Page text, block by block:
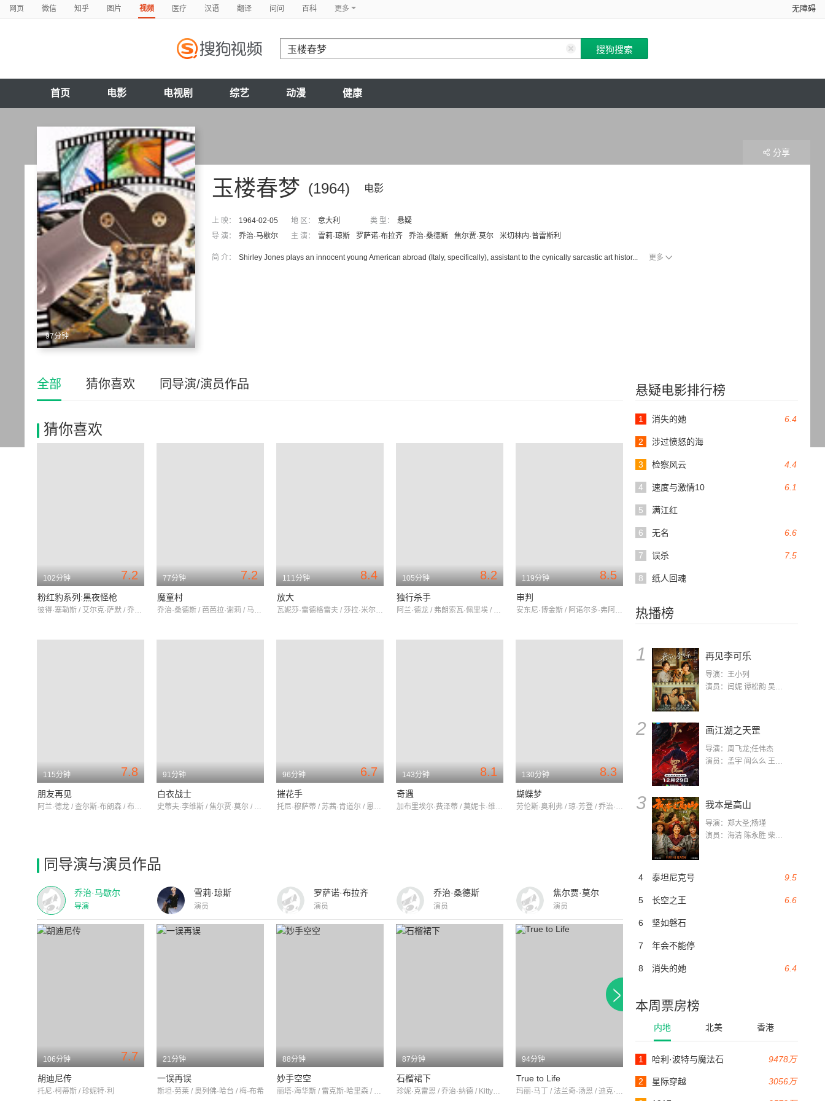
网页 微信 知乎 图片 视频 医疗 汉语 翻译 问问 百科 更多 无障碍
首页 电影 电视剧 综艺 动漫 健康
97分钟
(1964) 电影
玉楼春梦
上 映： 1964-02-05 地 区： 意大利 类 型：
悬疑
导 演：
乔治·马歇尔 主 演： 雪莉·琼斯 罗萨诺·布拉齐 乔治·桑德斯 焦尔贾·莫尔 米切林内·普雷斯利
简 介： Shirley Jones plays an innocent young American abroad (Italy, specifically), assistant to the cynically sarcastic art histor... 更多
分享
悬疑电影排行榜
6.4
1 消失的她
2 涉过愤怒的海
4.4
3 检察风云
6.1
4 速度与激情10
5 满江红
6.6
6 无名
7.5
7 误杀
8 纸人回魂
热播榜
1 再见李可乐
导演：王小列
演员：闫妮 谭松韵 吴京 蒋龙 赵小棠 冯雷 李虎城 平安 小七 小可乐
2 画江湖之天罡
导演：周飞龙;任伟杰
演员：孟宇 阎么么 王凯 郭政建 阎萌萌 杨默 高枫 齐斯伽 刘芊含 马程
3 我本是高山
导演：郑大圣;杨瑾
演员：海清 陈永胜 柴烨 王玥婷 万国鹏 美朵达瓦 赵瑞婷 罗解艳 郭莉娜 潘家艳
9.5
4 泰坦尼克号
6.6
5 长空之王
6 坚如磐石
7 年会不能停
6.4
8 消失的她
本周票房榜
内地 北美 香港
9478万
1 哈利·波特与魔法石
3056万
2 星际穿越
全部 猜你喜欢 同导演/演员作品
猜你喜欢
7.2
102分钟
粉红豹系列:黑夜怪枪
彼得·塞勒斯 / 艾尔克·萨默 / 乔治·桑德斯
7.2
77分钟
魔童村
乔治·桑德斯 / 芭芭拉·谢莉 / 马丁·史蒂芬斯
8.4
111分钟
放大
瓦妮莎·雷德格雷夫 / 莎拉·米尔斯 / 戴维·海明斯
8.2
105分钟
独行杀手
阿兰·德龙 / 弗朗索瓦·佩里埃 / 娜塔莉·德龙
8.5
119分钟
审判
安东尼·博金斯 / 阿诺尔多·弗阿 / 杰斯·哈恩
7.8
115分钟
朋友再见
阿兰·德龙 / 查尔斯·布朗森 / 布丽吉特·佛西
91分钟
白衣战士
史蒂夫·李维斯 / 焦尔贾·莫尔 / 希拉·加贝尔
6.7
96分钟
摧花手
托尼·穆萨蒂 / 苏茜·肯道尔 / 恩里科·玛丽亚·萨莱诺
8.1
143分钟
奇遇
加布里埃尔·费泽蒂 / 莫妮卡·维蒂 / 蕾雅·马萨利
8.3
130分钟
蝴蝶梦
劳伦斯·奥利弗 / 琼·芳登 / 乔治·桑德斯
同导演与演员作品
乔治·马歇尔
导演
雪莉·琼斯
演员
罗萨诺·布拉齐
演员
乔治·桑德斯
演员
焦尔贾·莫尔
演员
7.7
106分钟
胡迪尼传
托尼·柯蒂斯 / 珍妮特·利
21分钟
一误再误
斯坦·劳莱 / 奥列佛·哈台 / 梅·布希
88分钟
妙手空空
丽塔·海华斯 / 雷克斯·哈里森 / Lou Weber
87分钟
石榴裙下
珍妮·克雷恩 / 乔治·纳德 / KittyKallen
94分钟
True to Life
玛丽·马丁 / 法兰奇·汤恩 / 迪克·鲍威尔
98分钟
爸爸万岁
91分钟
巧夺金龟婿